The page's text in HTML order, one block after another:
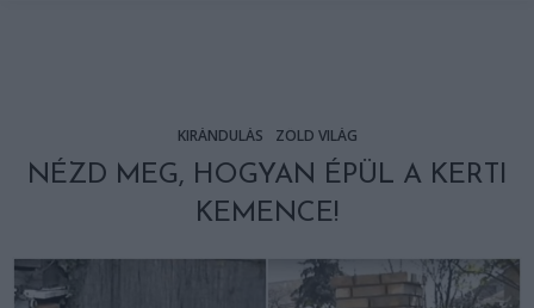
KIRÁNDULÁS ZÖLD VILÁG
NÉZD MEG, HOGYAN ÉPÜL A KERTI
KEMENCE!